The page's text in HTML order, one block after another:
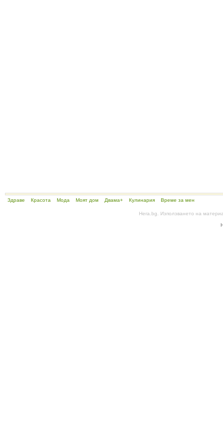
Здраве Красота Мода Моят дом Двама+ Кулинария Време за мен
Hera.bg. Използването на